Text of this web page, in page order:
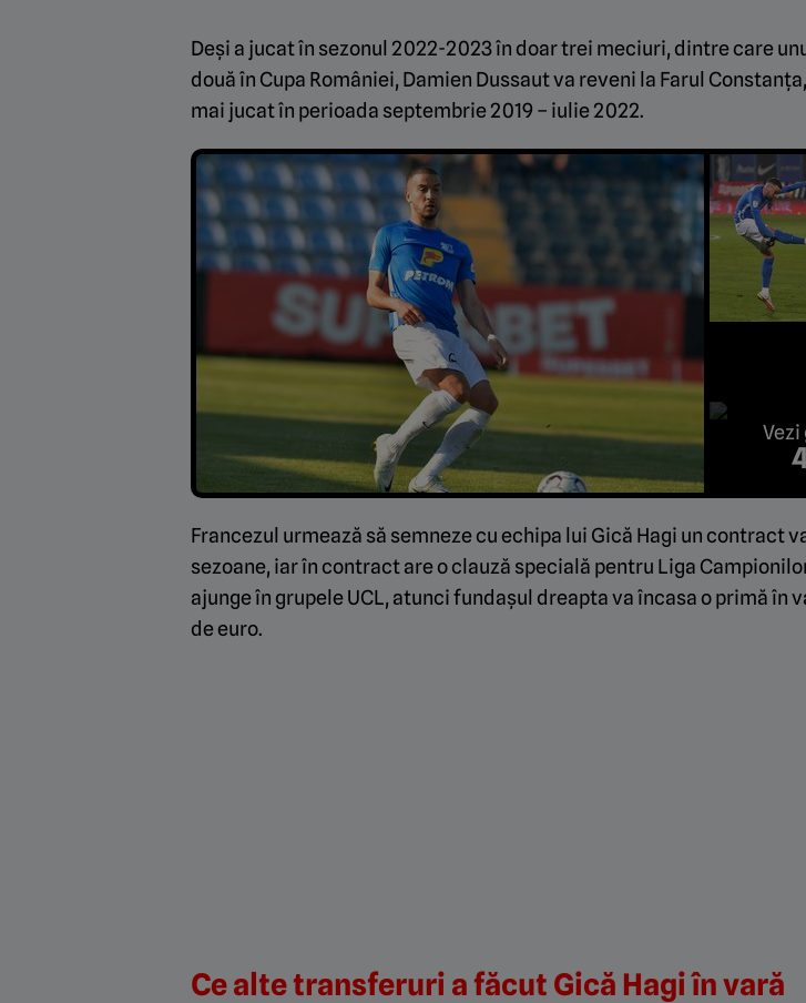
Deși a jucat în sezonul 2022-2023 în doar trei meciuri, dintre care
două în Cupa României, Damien Dussaut va reveni la Farul
mai jucat în perioada septembrie 2019 – iulie 2022.
Francezul urmează să semneze cu echipa lui Gică Hagi un contract
sezoane, iar în contract are o clauză specială pentru Liga
ajunge în grupele UCL, atunci fundașul dreapta va încasa o primă în
de euro.
Ce alte transferuri a făcut Gică Hagi în vară